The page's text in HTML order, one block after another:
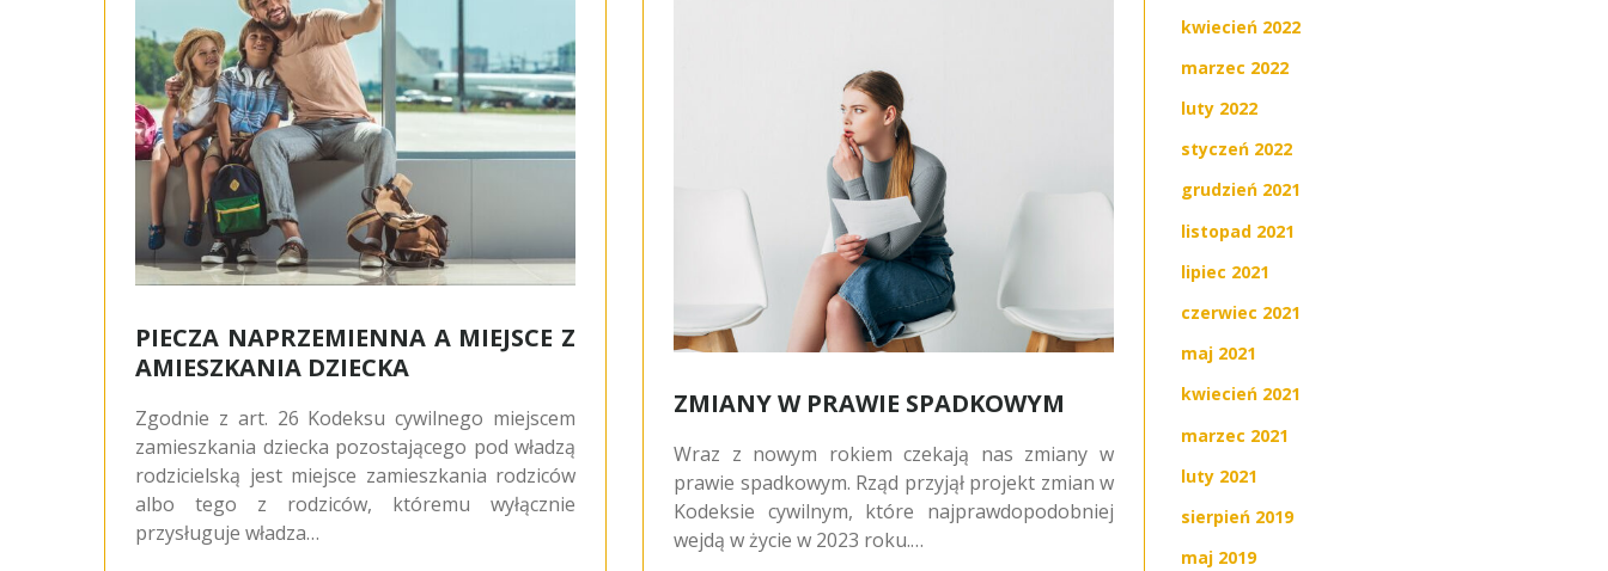
PIECZA NAPRZEMIENNA A MIEJSCE Z
AMIESZKANIA DZIECKA
Zgodnie z art. 26 Kodeksu cywilnego miejscem
zamieszkania dziecka pozostającego pod władzą
rodzicielską jest miejsce zamieszkania rodziców
albo tego z rodziców, któremu wyłącznie
przysługuje władza…
ZMIANY W PRAWIE SPADKOWYM
Wraz z nowym rokiem czekają nas zmiany w
prawie spadkowym. Rząd przyjął projekt zmian w
Kodeksie cywilnym, które najprawdopodobniej
wejdą w życie w 2023 roku.…
kwiecień 2022
marzec 2022
luty 2022
styczeń 2022
grudzień 2021
listopad 2021
lipiec 2021
czerwiec 2021
maj 2021
kwiecień 2021
marzec 2021
luty 2021
sierpień 2019
maj 2019